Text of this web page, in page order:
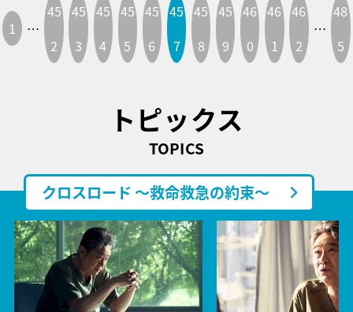
1 …
45
2
45
3
45
4
45
5
45
6
45
7
45
8
45
9
46
0
46
1
46
2
…
48
5
トピックス
TOPICS
クロスロード ～救命救急の約束～